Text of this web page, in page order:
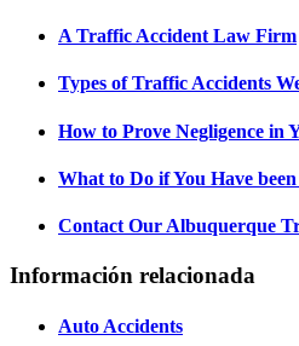
A Traffic Accident Law Firm
Types of Traffic Accidents
How to Prove Negligence in
What to Do if You Have
Contact Our Albuquerque
Información relacionada
Auto Accidents